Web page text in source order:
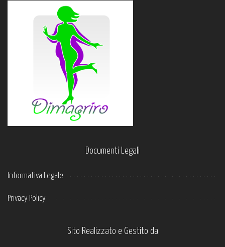
Documenti Legali
Informativa Legale
Privacy Policy
Sito Realizzato e Gestito da